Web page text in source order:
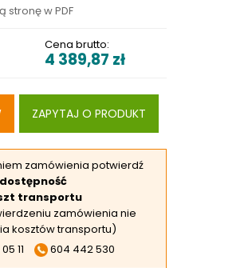
stronę w PDF
Cena brutto:
4 389,87 zł
ZAPYTAJ O PRODUKT
zamówienia potwierdź
dostępność
transportu
zamówienia nie
kosztów transportu)
11
604 442 530